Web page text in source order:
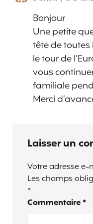
Bonjour
Une petite
tête de
le tour de
vous
familiale
Merci
Laisser un
Votre adresse e-
Les champs
*
Commentaire *